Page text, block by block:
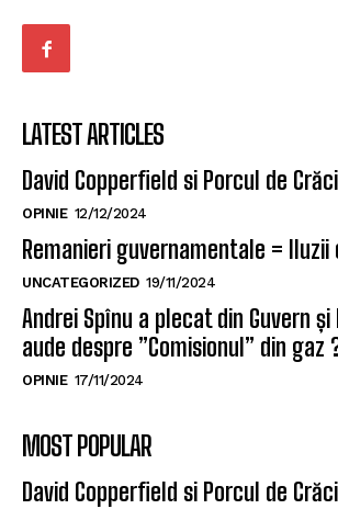
LATEST ARTICLES
David Copperfield si Porcul de
OPINIE 12/12/2024
Remanieri guvernamentale =
UNCATEGORIZED 19/11/2024
Andrei Spînu a plecat din Guvern și
aude despre ”Comisionul” din gaz
OPINIE 17/11/2024
MOST POPULAR
David Copperfield si Porcul de